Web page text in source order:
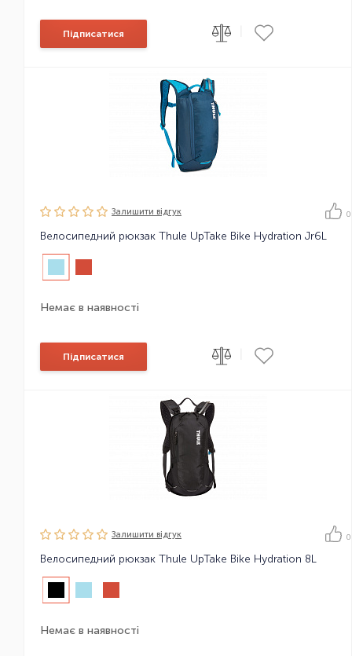
Підписатися
Залишити вiдгук 0
Велосипедний рюкзак Thule UpTake Bike Hydration Jr6L
Немає в наявності
Підписатися
Залишити вiдгук 0
Велосипедний рюкзак Thule UpTake Bike Hydration 8L
Немає в наявності